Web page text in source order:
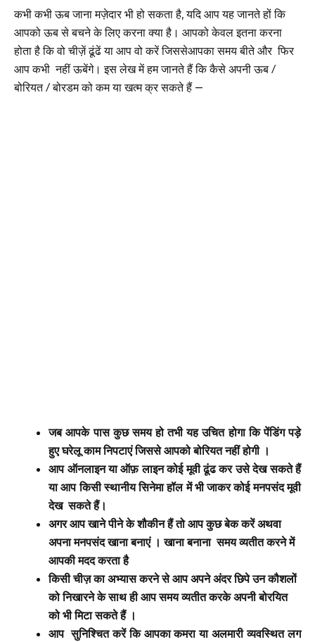
कभी कभी ऊब जाना मज़ेदार भी हो सकता है, यदि आप यह जानते हों कि
आपको ऊब से बचने के लिए करना क्या है। आपको केवल इतना करना
होता है कि वो चीज़ें ढूंढें या आप वो करें जिससेआपका समय बीते और फिर
आप कभी नहीं ऊबेंगे। इस लेख में हम जानते हैं कि कैसे अपनी ऊब /
बोरियत / बोरडम को कम या खत्म क्र सकते हैं –
जब आपके पास कुछ समय हो तभी यह उचित होगा कि पेंडिंग पड़े
हुए घरेलू काम निपटाएं जिससे आपको बोरियत नहीं होगी ।
आप ऑनलाइन या ऑफ़ लाइन कोई मूवी ढूंढ कर उसे देख सकते हैं
या आप किसी स्थानीय सिनेमा हॉल में भी जाकर कोई मनपसंद मूवी
देख सकते हैं।
अगर आप खाने पीने के शौकीन हैं तो आप कुछ बेक करें अथवा
अपना मनपसंद खाना बनाएं । खाना बनानासमय व्यतीत करने में
आपकी मदद करता है
किसी चीज़ का अभ्यास करने से आप अपने अंदर छिपे उन कौशलों
को निखारने के साथ ही आप समय व्यतीत करके अपनी बोरयित
को भी मिटा सकते हैं ।
आप सुनिश्चित करें कि आपका कमरा या अलमारी व्यवस्थित लग